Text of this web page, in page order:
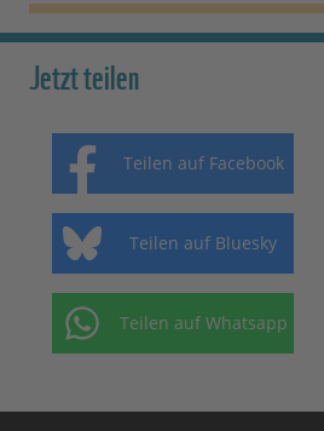
Jetzt teilen
Teilen auf Facebook
Teilen auf Bluesky
Teilen auf Whatsapp